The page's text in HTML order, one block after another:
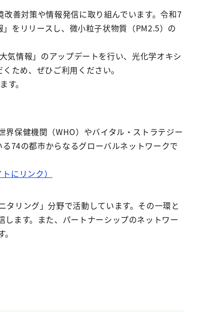
善対策や情報発信に取り組んでいます。令和7
をリリースし、微小粒子状物質（PM2.5）の
気情報」のアップデートを行い、光化学オキシ
ため、ぜひご利用ください。
す。
保健機関（WHO）やバイタル・ストラテジー
74の都市からなるグローバルネットワークで
にリンク）
リング」分野で活動しています。その一環と
ます。また、パートナーシップのネットワー